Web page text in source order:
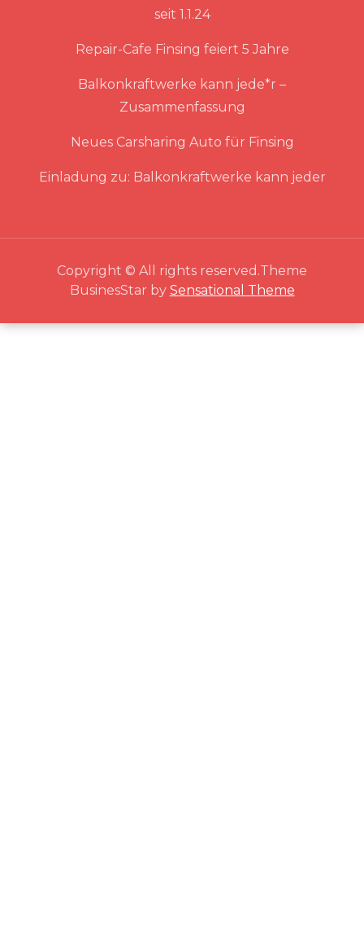
seit 1.1.24
Repair-Cafe Finsing feiert 5 Jahre
Balkonkraftwerke kann jede*r –
Zusammenfassung
Neues Carsharing Auto für Finsing
Einladung zu: Balkonkraftwerke kann jeder
Copyright © All rights reserved.Theme
BusinesStar by Sensational Theme